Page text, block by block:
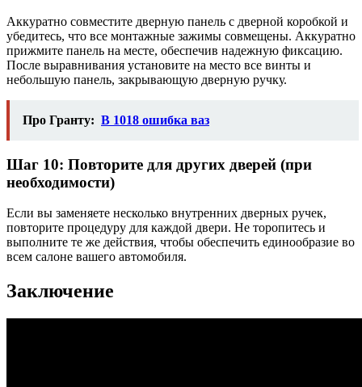
Аккуратно совместите дверную панель с дверной коробкой и
убедитесь, что все монтажные зажимы совмещены. Аккуратно
прижмите панель на месте, обеспечив надежную фиксацию.
После выравнивания установите на место все винты и
небольшую панель, закрывающую дверную ручку.
Про Гранту: В 1018 ошибка ваз
Шаг 10: Повторите для других дверей (при
необходимости)
Если вы заменяете несколько внутренних дверных ручек,
повторите процедуру для каждой двери. Не торопитесь и
выполните те же действия, чтобы обеспечить единообразие во
всем салоне вашего автомобиля.
Заключение